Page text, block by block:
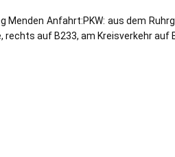
Menden Anfahrt:PKW: aus dem
rechts auf B233, am Kreisverkehr